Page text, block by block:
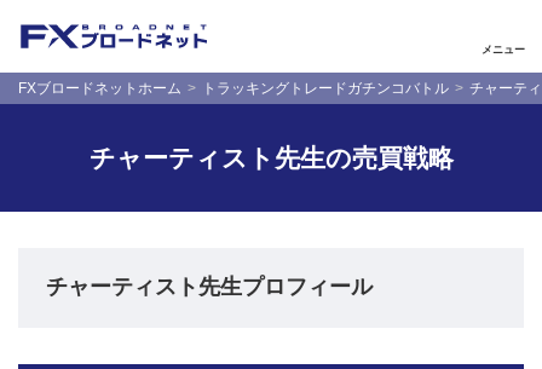
メニュー
FXブロードネットホーム トラッキングトレードガチンコバトル チャーテ
チャーティスト先生の売買戦略
チャーティスト先生プロフィール